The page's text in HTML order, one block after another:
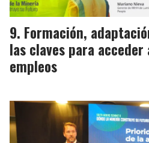
Formación,
las claves para acceder
empleos